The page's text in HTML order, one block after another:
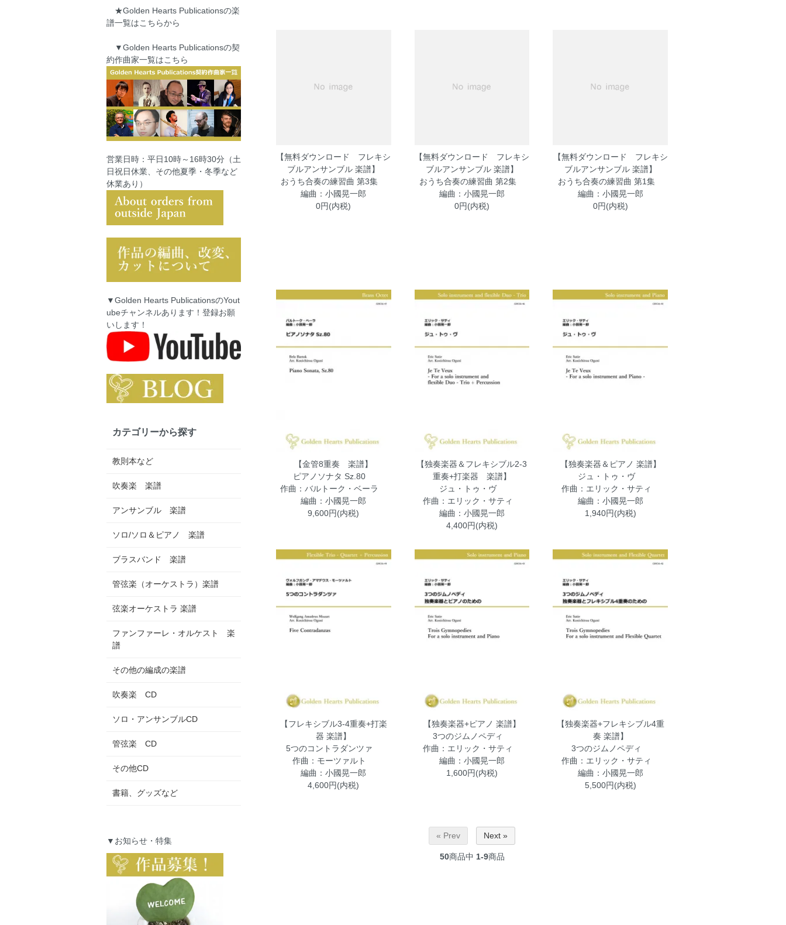
【無料ダウンロード フレキシ
ブルアンサンブル 楽譜】
おうち合奏の練習曲 第3集
編曲：小國晃一郎
0円(内税)
【無料ダウンロード フレキシ
ブルアンサンブル 楽譜】
おうち合奏の練習曲 第2集
編曲：小國晃一郎
0円(内税)
【無料ダウンロード フレキシ
ブルアンサンブル 楽譜】
おうち合奏の練習曲 第1集
編曲：小國晃一郎
0円(内税)
【金管8重奏 楽譜】
ピアノソナタ Sz.80
作曲：バルトーク・ベーラ
編曲：小國晃一郎
9,600円(内税)
【独奏楽器＆フレキシブル2-3
重奏+打楽器 楽譜】
ジュ・トゥ・ヴ
作曲：エリック・サティ
編曲：小國晃一郎
4,400円(内税)
【独奏楽器＆ピアノ 楽譜】
ジュ・トゥ・ヴ
作曲：エリック・サティ
編曲：小國晃一郎
1,940円(内税)
【フレキシブル3-4重奏+打楽
器 楽譜】
5つのコントラダンツァ
作曲：モーツァルト
編曲：小國晃一郎
4,600円(内税)
【独奏楽器+ピアノ 楽譜】
3つのジムノペディ
作曲：エリック・サティ
編曲：小國晃一郎
1,600円(内税)
【独奏楽器+フレキシブル4重
奏 楽譜】
3つのジムノペディ
作曲：エリック・サティ
編曲：小國晃一郎
5,500円(内税)
« Prev Next »
50商品中 1-9商品
★Golden Hearts Publicationsの楽
譜一覧はこちらから
▼Golden Hearts Publicationsの契
約作曲家一覧はこちら
営業日時：平日10時～16時30分（土
日祝日休業、その他夏季・冬季など
休業あり）
▼Golden Hearts PublicationsのYout
ubeチャンネルあります！登録お願
いします！
カテゴリーから探す
教則本など
吹奏楽 楽譜
アンサンブル 楽譜
ソロ/ソロ＆ピアノ 楽譜
ブラスバンド 楽譜
管弦楽（オーケストラ）楽譜
弦楽オーケストラ 楽譜
ファンファーレ・オルケスト 楽
譜
その他の編成の楽譜
吹奏楽 CD
ソロ・アンサンブルCD
管弦楽 CD
その他CD
書籍、グッズなど
▼お知らせ・特集